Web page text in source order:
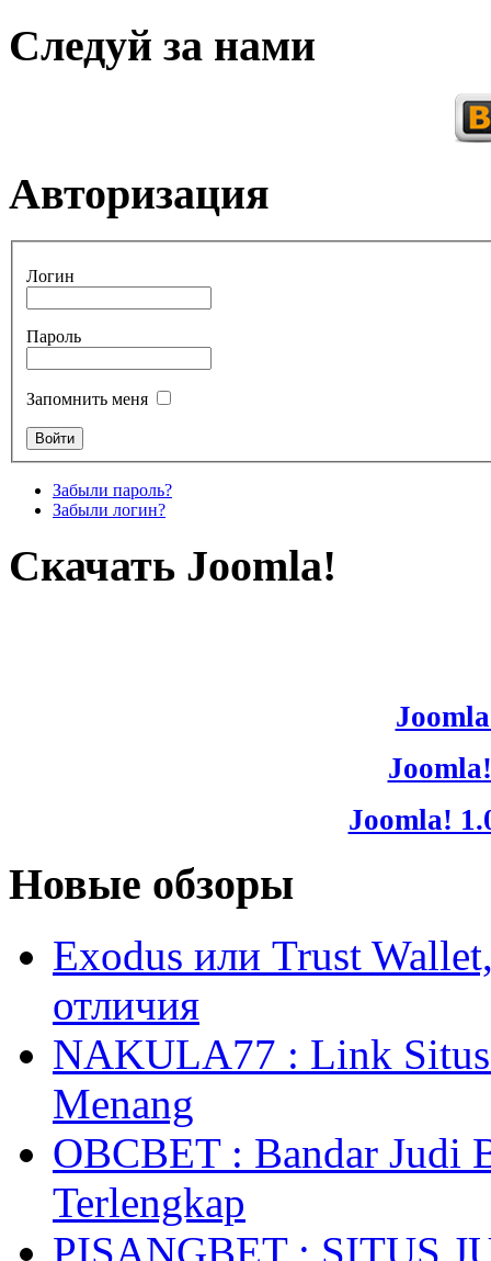
Следуй за нами
Авторизация
Логин
Пароль
Запомнить меня
Забыли пароль?
Забыли логин?
Скачать Joomla!
Joomla!
Новые обзоры
Exodus или Trust
отличия
NAKULA77 : Link Situs
Menang
OBCBET : Bandar Judi
Terlengkap
PISANGBET : SITUS